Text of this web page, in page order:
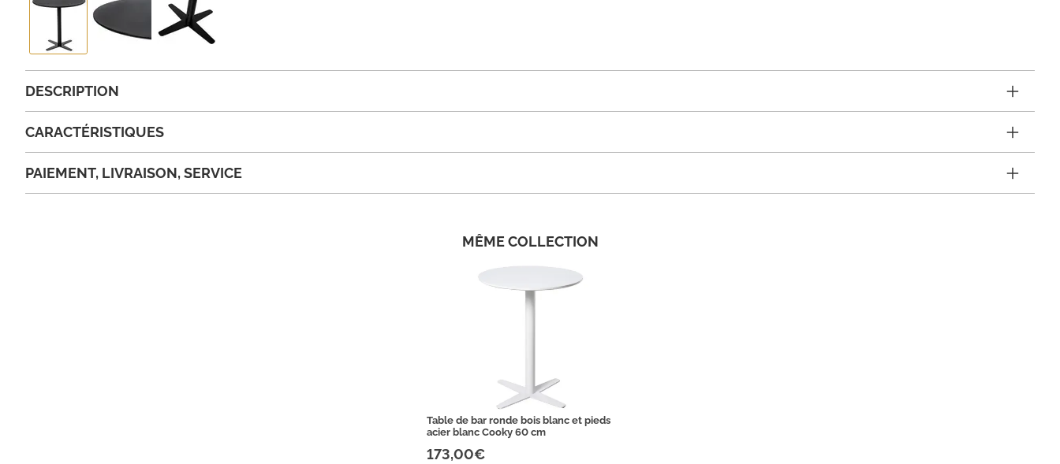
DESCRIPTION
CARACTÉRISTIQUES
PAIEMENT, LIVRAISON, SERVICE
MÊME COLLECTION
Table de bar ronde bois blanc et pieds
acier blanc Cooky 60 cm
173,00€